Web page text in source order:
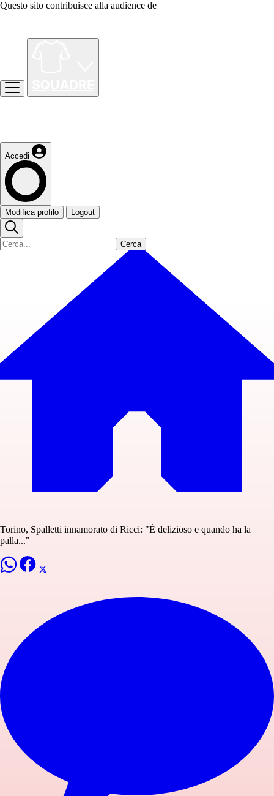
Questo sito contribuisce alla audience de
Accedi
Modifica profilo Logout
Cerca
Torino, Spalletti innamorato di Ricci: "È delizioso e quando ha la
palla..."